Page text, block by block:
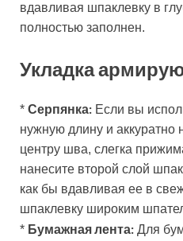
вдавливая шпаклевку в
полностью заполнен.
Укладка
* Серпянка: Если вы
нужную длину и аккуратно
центру шва, слегка
нанесите второй слой
как бы вдавливая ее в
шпаклевку широким
* Бумажная лента: Для